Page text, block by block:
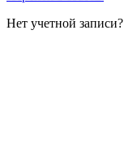
Нет учетной записи?